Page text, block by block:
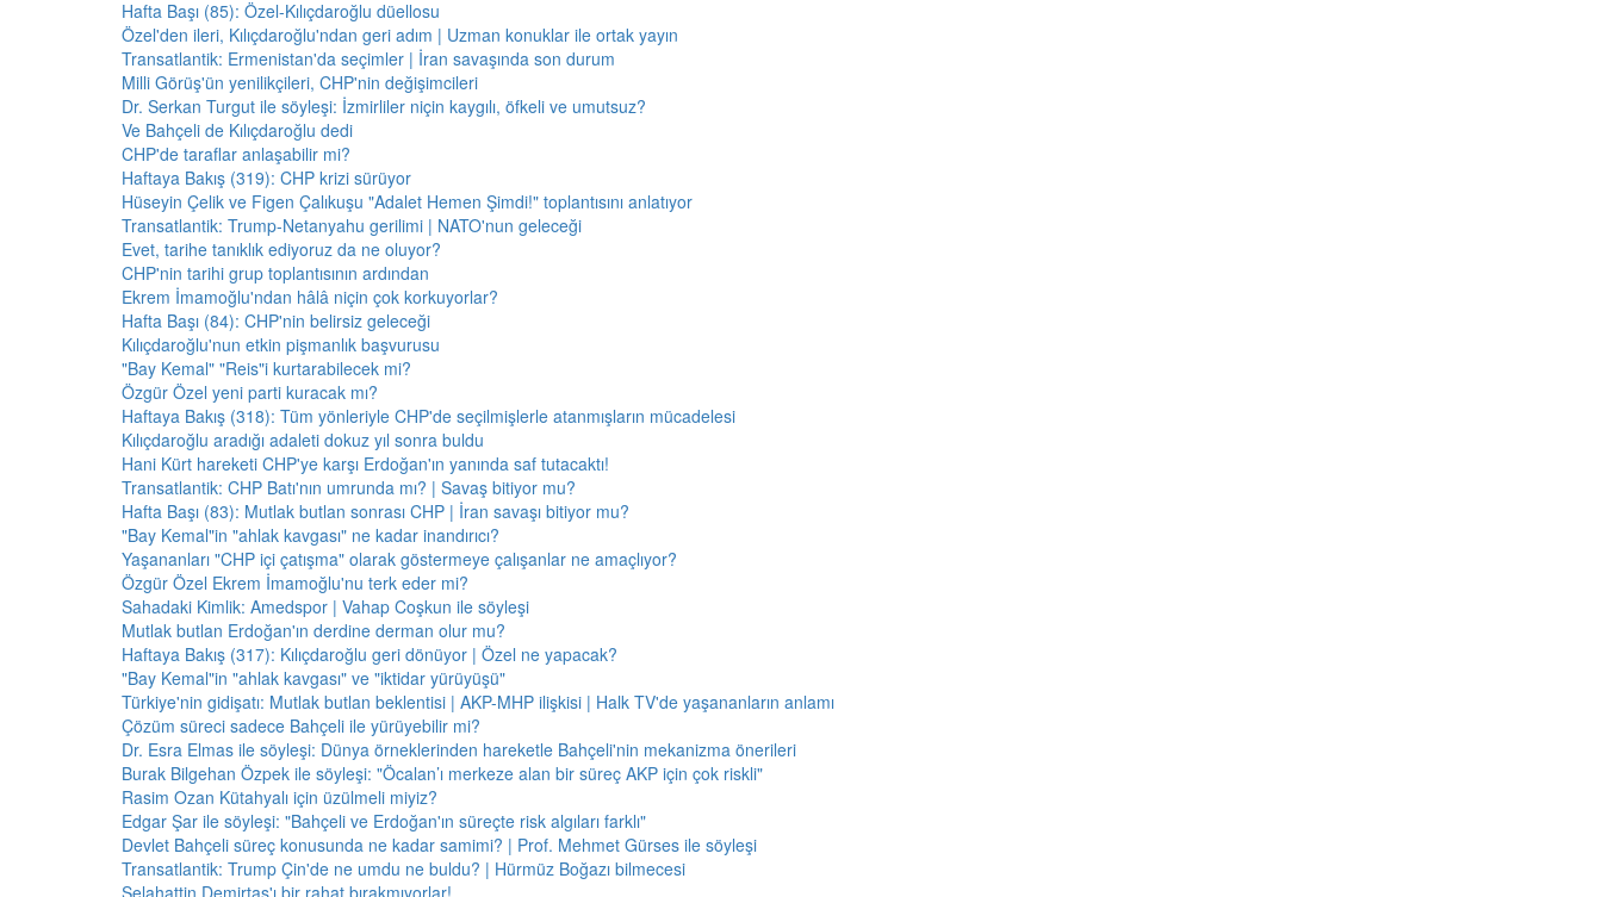
Hafta Başı (85): Özel-Kılıçdaroğlu düellosu
Özel'den ileri, Kılıçdaroğlu'ndan geri adım | Uzman konuklar ile ortak yayın
Transatlantik: Ermenistan'da seçimler | İran savaşında son durum
Milli Görüş'ün yenilikçileri, CHP'nin değişimcileri
Dr. Serkan Turgut ile söyleşi: İzmirliler niçin kaygılı, öfkeli ve umutsuz?
Ve Bahçeli de Kılıçdaroğlu dedi
CHP'de taraflar anlaşabilir mi?
Haftaya Bakış (319): CHP krizi sürüyor
Hüseyin Çelik ve Figen Çalıkuşu "Adalet Hemen Şimdi!" toplantısını anlatıyor
Transatlantik: Trump-Netanyahu gerilimi | NATO'nun geleceği
Evet, tarihe tanıklık ediyoruz da ne oluyor?
CHP'nin tarihi grup toplantısının ardından
Ekrem İmamoğlu'ndan hâlâ niçin çok korkuyorlar?
Hafta Başı (84): CHP'nin belirsiz geleceği
Kılıçdaroğlu'nun etkin pişmanlık başvurusu
"Bay Kemal" "Reis"i kurtarabilecek mi?
Özgür Özel yeni parti kuracak mı?
Haftaya Bakış (318): Tüm yönleriyle CHP'de seçilmişlerle atanmışların mücadelesi
Kılıçdaroğlu aradığı adaleti dokuz yıl sonra buldu
Hani Kürt hareketi CHP'ye karşı Erdoğan'ın yanında saf tutacaktı!
Transatlantik: CHP Batı'nın umrunda mı? | Savaş bitiyor mu?
Hafta Başı (83): Mutlak butlan sonrası CHP | İran savaşı bitiyor mu?
"Bay Kemal"in "ahlak kavgası" ne kadar inandırıcı?
Yaşananları "CHP içi çatışma" olarak göstermeye çalışanlar ne amaçlıyor?
Özgür Özel Ekrem İmamoğlu'nu terk eder mi?
Sahadaki Kimlik: Amedspor | Vahap Coşkun ile söyleşi
Mutlak butlan Erdoğan'ın derdine derman olur mu?
Haftaya Bakış (317): Kılıçdaroğlu geri dönüyor | Özel ne yapacak?
"Bay Kemal"in "ahlak kavgası" ve "iktidar yürüyüşü"
Türkiye'nin gidişatı: Mutlak butlan beklentisi | AKP-MHP ilişkisi | Halk TV'de yaşananların anlamı
Çözüm süreci sadece Bahçeli ile yürüyebilir mi?
Dr. Esra Elmas ile söyleşi: Dünya örneklerinden hareketle Bahçeli'nin mekanizma önerileri
Burak Bilgehan Özpek ile söyleşi: "Öcalan’ı merkeze alan bir süreç AKP için çok riskli"
Rasim Ozan Kütahyalı için üzülmeli miyiz?
Edgar Şar ile söyleşi: "Bahçeli ve Erdoğan'ın süreçte risk algıları farklı"
Devlet Bahçeli süreç konusunda ne kadar samimi? | Prof. Mehmet Gürses ile söyleşi
Transatlantik: Trump Çin'de ne umdu ne buldu? | Hürmüz Boğazı bilmecesi
Selahattin Demirtaş'ı bir rahat bırakmıyorlar!